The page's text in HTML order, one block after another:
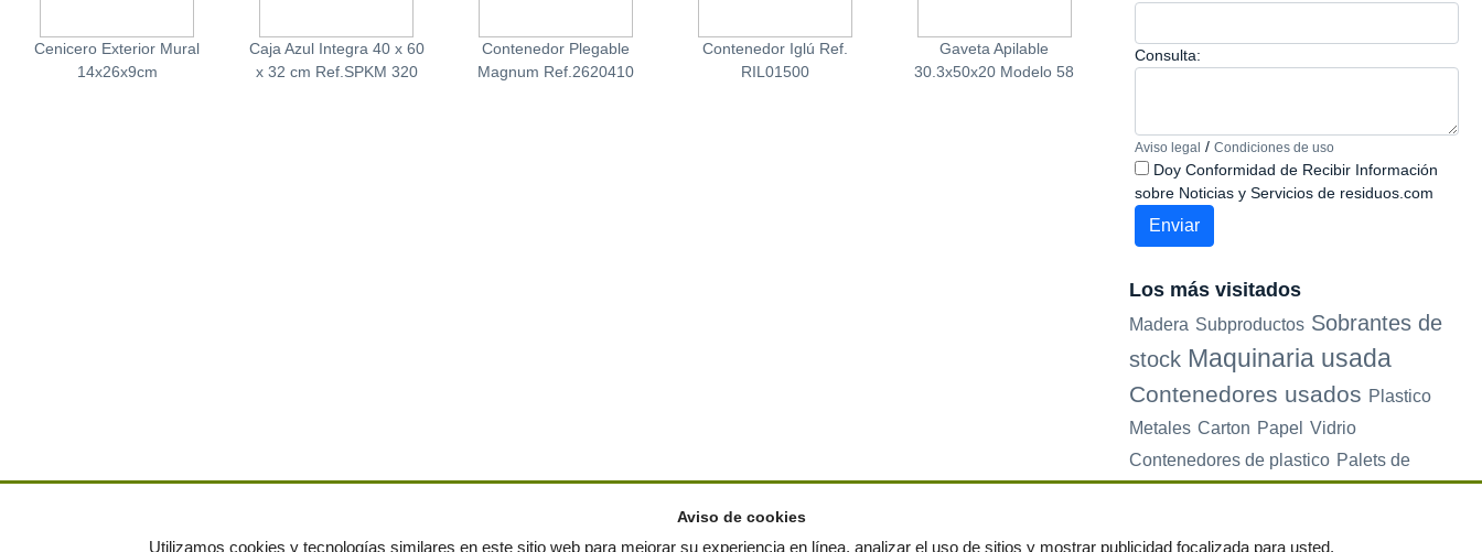
Cenicero Exterior Mural
14x26x9cm
Caja Azul Integra 40 x 60
x 32 cm Ref.SPKM 320
Contenedor Plegable
Magnum Ref.2620410
Contenedor Iglú Ref.
RIL01500
Gaveta Apilable
30.3x50x20 Modelo 58
Cenicero Exterior Mural
14x26x9cm
Caja Azul Integra
x 32 cm
Consulta:
Aviso legal / Condiciones de uso
Doy Conformidad de Recibir Información
sobre Noticias y Servicios de residuos.com
Los más visitados
Madera Subproductos Sobrantes de
stock Maquinaria usada
Contenedores usados Plastico
Metales Carton Papel Vidrio
Contenedores de plastico Palets de
Aviso de cookies
Utilizamos cookies y tecnologías similares en este sitio web para mejorar su experiencia en línea, analizar el uso de sitios y mostrar publicidad focalizada para usted.